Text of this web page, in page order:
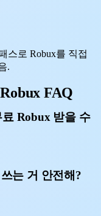
스로 Robux를 직접
.
FAQ
료 Robux 받을 수
는 거 안전해?